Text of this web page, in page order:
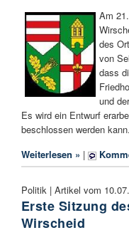
Am
des
von
dass
und
Es wird ein Entwurf
beschlossen werden kann.
Weiterlesen » |
Politik | Artikel vom
Erste Sitzung
Wirscheid